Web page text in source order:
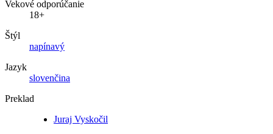
Vekové odporúčanie
18+
Štýl
napínavý
Jazyk
slovenčina
Preklad
Juraj Vyskočil